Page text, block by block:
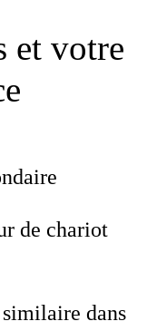
et votre
de chariot
similaire dans